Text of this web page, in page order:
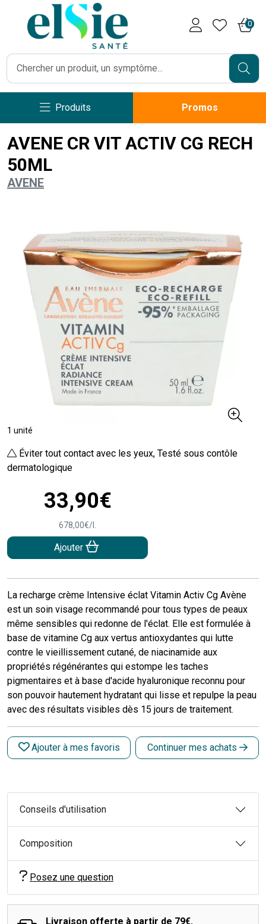
0
Produits Promos
AVENE CR VIT ACTIV CG RECH
50ML
AVENE
1 unité
Éviter tout contact avec les yeux, Testé sous contôle
dermatologique
33,90€
678,00€/
Ajouter
La recharge crème Intensive éclat Vitamin Activ Cg Avène
est un soin visage recommandé pour tous types de peaux
même sensibles qui redonne de l'éclat. Elle est formulée à
base de vitamine Cg aux vertus antioxydantes qui lutte
contre le vieillissement cutané, de niacinamide aux
propriétés régénérantes qui estompe les taches
pigmentaires et à base d'acide hyaluronique reconnu pour
son pouvoir hautement hydratant qui lisse et repulpe la peau
avec des résultats visibles dès 15 jours de traitement.
Ajouter à mes favoris Continuer mes achats
Conseils d'utilisation
Composition
Posez une question
Livraison offerte à partir de 79€.